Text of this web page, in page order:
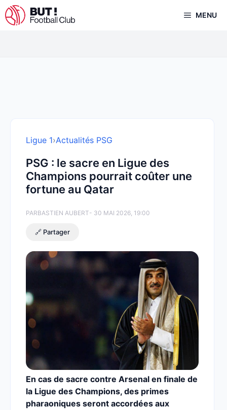
Aller
au
MENU
Ligue 1›Actualités PSG
PSG : le sacre en Ligue des
Champions pourrait coûter une
fortune au Qatar
PARBASTIEN AUBERT- 30 MAI 2026, 19:00
🔗 Partager
En cas de sacre contre Arsenal en finale de
la Ligue des Champions, des primes
pharaoniques seront accordées aux